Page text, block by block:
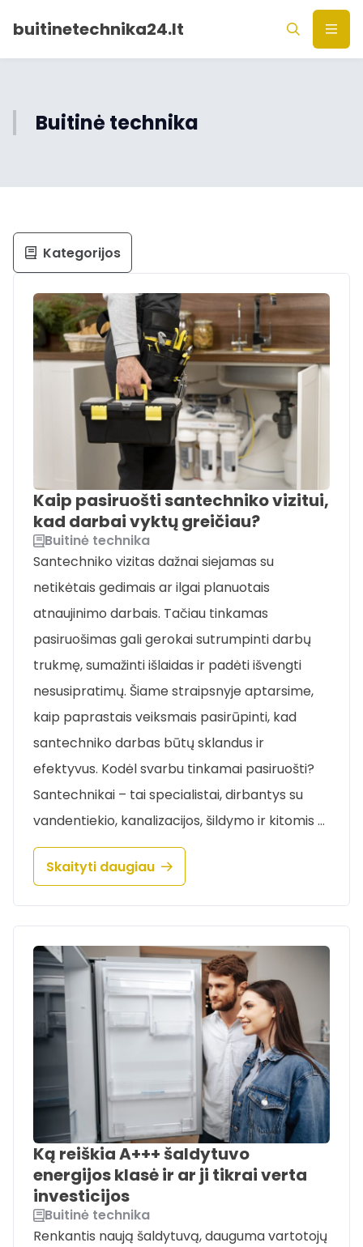
buitinetechnika24.lt
Buitinė technika
Kaip pasiruošti santechniko vizitui,
kad darbai vyktų greičiau?
Buitinė technika
Santechniko vizitas dažnai siejamas su
netikėtais gedimais ar ilgai planuotais
atnaujinimo darbais. Tačiau tinkamas
pasiruošimas gali gerokai sutrumpinti darbų
trukmę, sumažinti išlaidas ir padėti išvengti
nesusipratimų. Šiame straipsnyje aptarsime,
kaip paprastais veiksmais pasirūpinti, kad
santechniko darbas būtų sklandus ir
efektyvus. Kodėl svarbu tinkamai pasiruošti?
Santechnikai – tai specialistai, dirbantys su
vandentiekio, kanalizacijos, šildymo ir kitomis …
Skaityti daugiau
Ką reiškia A+++ šaldytuvo
energijos klasė ir ar ji tikrai verta
investicijos
Buitinė technika
Renkantis naują šaldytuvą, dauguma vartotojų
Kategorijos